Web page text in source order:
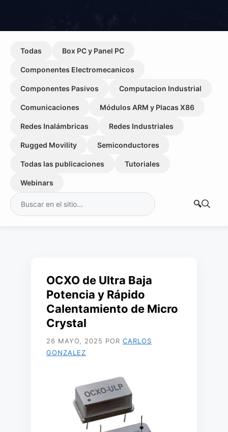
Todas Box PC y Panel PC
Componentes Electromecanicos
Componentes Pasivos Computacion Industrial
Comunicaciones Módulos ARM y Placas X86
Redes Inalámbricas Redes Industriales
Rugged Movility Semiconductores
Todas las publicaciones Tutoriales
Webinars
Buscar:
OCXO de Ultra Baja
Potencia y Rápido
Calentamiento de Micro
Crystal
26 MAYO, 2025 POR CARLOS
GONZALEZ